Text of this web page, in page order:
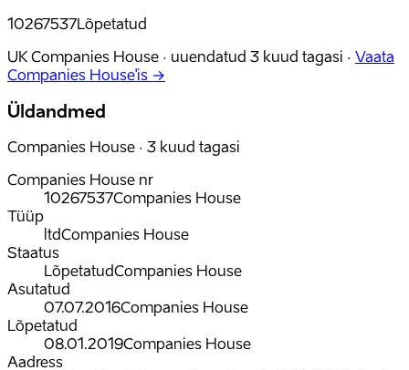
10267537Lõpetatud
UK Companies House · uuendatud 3 kuud tagasi · Vaata
Companies House'is →
Üldandmed
Companies House · 3 kuud tagasi
Companies House nr
10267537Companies House
Tüüp
ltdCompanies House
Staatus
LõpetatudCompanies House
Asutatud
07.07.2016Companies House
Lõpetatud
08.01.2019Companies House
Aadress